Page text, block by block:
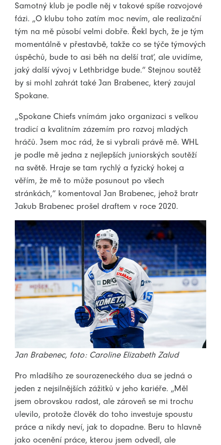
Samotný klub je podle něj v takové spíše rozvojové
fázi. „O klubu toho zatím moc nevím, ale realizační
tým na mě působí velmi dobře. Řekl bych, že je tým
momentálně v přestavbě, takže co se týče týmových
úspěchů, bude to asi běh na delší trať, ale uvidíme,
jaký další vývoj v Lethbridge bude.“ Stejnou soutěž
by si mohl zahrát také Jan Brabenec, který zaujal
Spokane.
„Spokane Chiefs vnímám jako organizaci s velkou
tradicí a kvalitním zázemím pro rozvoj mladých
hráčů. Jsem moc rád, že si vybrali právě mě. WHL
je podle mě jedna z nejlepších juniorských soutěží
na světě. Hraje se tam rychlý a fyzický hokej a
věřím, že mě to může posunout po všech
stránkách,“ komentoval Jan Brabenec, jehož bratr
Jakub Brabenec prošel draftem v roce 2020.
Jan Brabenec, foto: Caroline Elizabeth Zalud
Pro mladšího ze sourozeneckého dua se jedná o
jeden z nejsilnějších zážitků v jeho kariéře. „Měl
jsem obrovskou radost, ale zároveň se mi trochu
ulevilo, protože člověk do toho investuje spoustu
práce a nikdy neví, jak to dopadne. Beru to hlavně
jako ocenění práce, kterou jsem odvedl, ale